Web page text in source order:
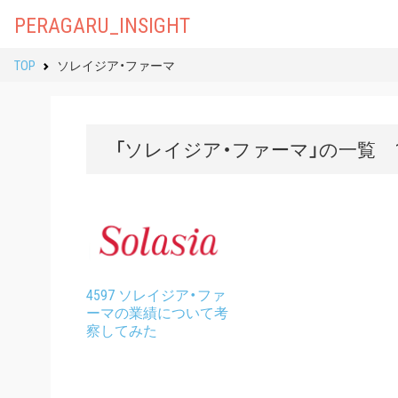
PERAGARU_INSIGHT
TOP ソレイジア・ファーマ
「ソレイジア・ファーマ」の一覧
4597 ソレイジア・ファ
ーマの業績について考
察してみた